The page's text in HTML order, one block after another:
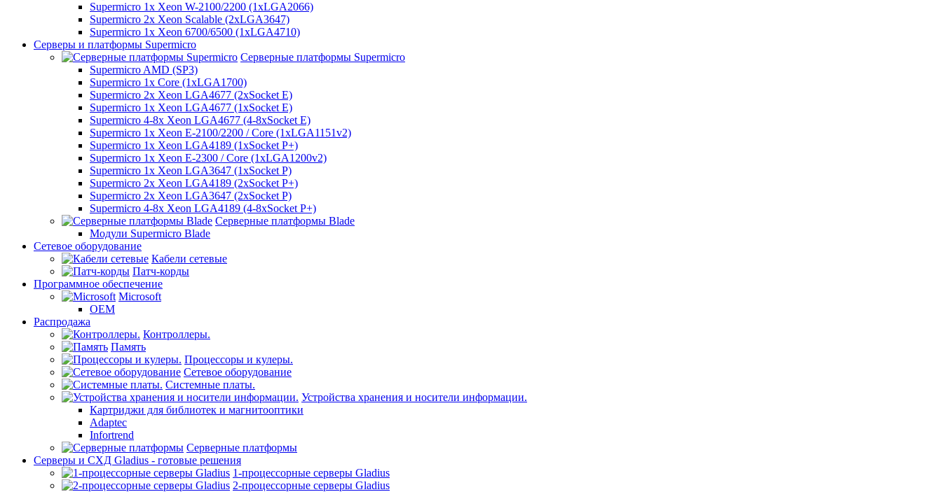
Supermicro 1x Xeon W-2100/2200 (1xLGA2066)
Supermicro 2x Xeon Scalable (2xLGA3647)
Supermicro 1x Xeon 6700/6500 (1xLGA4710)
Серверы и платформы Supermicro
Серверные платформы Supermicro
Supermicro AMD (SP3)
Supermicro 1x Core (1xLGA1700)
Supermicro 2x Xeon LGA4677 (2xSocket E)
Supermicro 1x Xeon LGA4677 (1xSocket E)
Supermicro 4-8x Xeon LGA4677 (4-8xSocket E)
Supermicro 1x Xeon E-2100/2200 / Core (1xLGA1151v2)
Supermicro 1x Xeon LGA4189 (1xSocket P+)
Supermicro 1x Xeon E-2300 / Core (1xLGA1200v2)
Supermicro 1x Xeon LGA3647 (1xSocket P)
Supermicro 2x Xeon LGA4189 (2xSocket P+)
Supermicro 2x Xeon LGA3647 (2xSocket P)
Supermicro 4-8x Xeon LGA4189 (4-8xSocket P+)
Серверные платформы Blade
Модули Supermicro Blade
Сетевое оборудование
Кабели сетевые
Патч-корды
Программное обеспечение
Microsoft
OEM
Распродажа
Контроллеры.
Память
Процессоры и кулеры.
Сетевое оборудование
Системные платы.
Устройства хранения и носители информации.
Картриджи для библиотек и магнитооптики
Adaptec
Infortrend
Серверные платформы
Серверы и СХД Gladius - готовые решения
1-процессорные серверы Gladius
2-процессорные серверы Gladius